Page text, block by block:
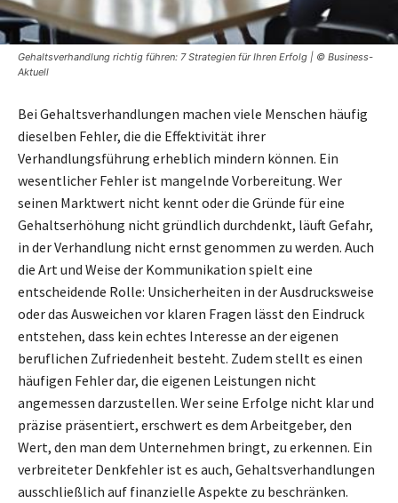
Gehaltsverhandlung richtig führen: 7 Strategien für Ihren Erfolg | © Business-
Aktuell
Bei Gehaltsverhandlungen machen viele Menschen häufig
dieselben Fehler, die die Effektivität ihrer
Verhandlungsführung erheblich mindern können. Ein
wesentlicher Fehler ist mangelnde Vorbereitung. Wer
seinen Marktwert nicht kennt oder die Gründe für eine
Gehaltserhöhung nicht gründlich durchdenkt, läuft Gefahr,
in der Verhandlung nicht ernst genommen zu werden. Auch
die Art und Weise der Kommunikation spielt eine
entscheidende Rolle: Unsicherheiten in der Ausdrucksweise
oder das Ausweichen vor klaren Fragen lässt den Eindruck
entstehen, dass kein echtes Interesse an der eigenen
beruflichen Zufriedenheit besteht. Zudem stellt es einen
häufigen Fehler dar, die eigenen Leistungen nicht
angemessen darzustellen. Wer seine Erfolge nicht klar und
präzise präsentiert, erschwert es dem Arbeitgeber, den
Wert, den man dem Unternehmen bringt, zu erkennen. Ein
verbreiteter Denkfehler ist es auch, Gehaltsverhandlungen
ausschließlich auf finanzielle Aspekte zu beschränken.